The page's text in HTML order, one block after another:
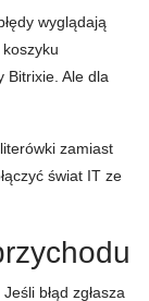
wyglądają
koszyku
Bitrixie. Ale dla
zamiast
świat IT ze
błąd zgłasza